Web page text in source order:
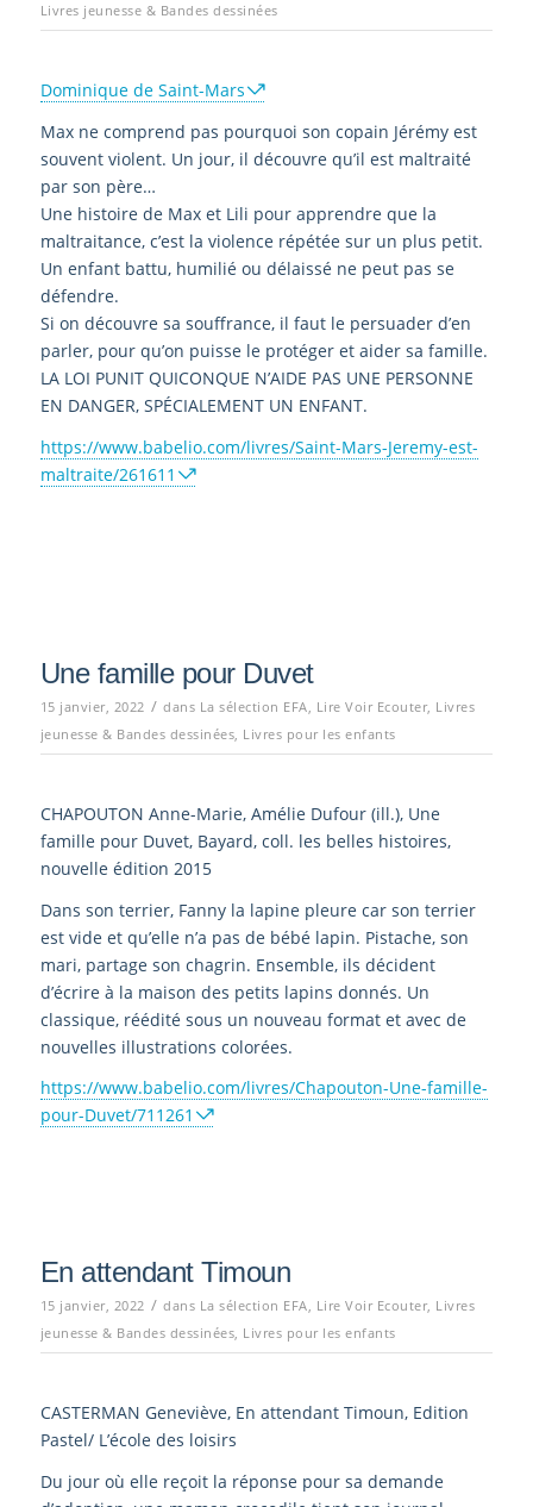
Livres jeunesse & Bandes dessinées
Dominique de Saint-Mars
Max ne comprend pas pourquoi son copain Jérémy est
souvent violent. Un jour, il découvre qu’il est maltraité
par son père…
Une histoire de Max et Lili pour apprendre que la
maltraitance, c’est la violence répétée sur un plus petit.
Un enfant battu, humilié ou délaissé ne peut pas se
défendre.
Si on découvre sa souffrance, il faut le persuader d’en
parler, pour qu’on puisse le protéger et aider sa famille.
LA LOI PUNIT QUICONQUE N’AIDE PAS UNE PERSONNE
EN DANGER, SPÉCIALEMENT UN ENFANT.
https://www.babelio.com/livres/Saint-Mars-Jeremy-est-
maltraite/261611
Une famille pour Duvet
15 janvier, 2022 / dans La sélection EFA Lire Voir Ecouter, Livres
jeunesse & Bandes dessinées Livres pour les enfants
CHAPOUTON Anne-Marie, Amélie Dufour (ill.), Une
famille pour Duvet, Bayard, coll. les belles histoires,
nouvelle édition 2015
Dans son terrier, Fanny la lapine pleure car son terrier
est vide et qu’elle n’a pas de bébé lapin. Pistache, son
mari, partage son chagrin. Ensemble, ils décident
d’écrire à la maison des petits lapins donnés. Un
classique, réédité sous un nouveau format et avec de
nouvelles illustrations colorées.
https://www.babelio.com/livres/Chapouton-Une-famille-
pour-Duvet/711261
En attendant Timoun
15 janvier, 2022 / dans La sélection EFA, Lire Voir Ecouter, Livres
jeunesse & Bandes dessinées, Livres pour les enfants
CASTERMAN Geneviève, En attendant Timoun, Edition
Pastel/ L’école des loisirs
Du jour où elle reçoit la réponse pour sa demande